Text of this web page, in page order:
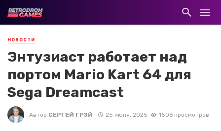
НОВОСТИ
Энтузиаст работает над
портом Mario Kart 64 для
Sega Dreamcast
Автор СЕРГЕЙ ГРЭЙ 25 июня, 2025 1506 просмотров